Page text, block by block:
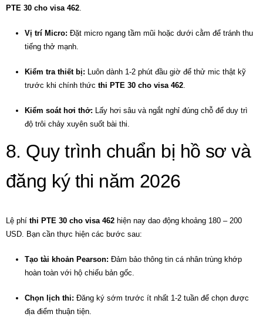
PTE 30 cho visa 462.
Vị trí Micro: Đặt micro ngang tầm mũi hoặc dưới cằm để tránh thu
tiếng thở mạnh.
Kiểm tra thiết bị: Luôn dành 1-2 phút đầu giờ để thử mic thật kỹ
trước khi chính thức thi PTE 30 cho visa 462.
Kiểm soát hơi thở: Lấy hơi sâu và ngắt nghỉ đúng chỗ để duy trì
độ trôi chảy xuyên suốt bài thi.
8. Quy trình chuẩn bị hồ sơ và
đăng ký thi năm 2026
Lệ phí thi PTE 30 cho visa 462 hiện nay dao động khoảng 180 – 200
USD. Bạn cần thực hiện các bước sau:
Tạo tài khoản Pearson: Đảm bảo thông tin cá nhân trùng khớp
hoàn toàn với hộ chiếu bản gốc.
Chọn lịch thi: Đăng ký sớm trước ít nhất 1-2 tuần để chọn được
địa điểm thuận tiện.